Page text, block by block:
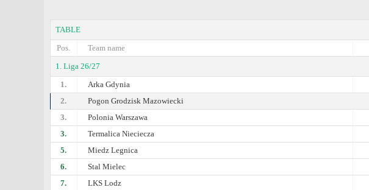
TABLE
Pos.
Team name
1. Liga 26/27
1.
Arka Gdynia
2.
Pogon Grodzisk Mazowiecki
3.
Polonia Warszawa
3.
Termalica Nieciecza
5.
Miedz Legnica
6.
Stal Mielec
7.
LKS Lodz